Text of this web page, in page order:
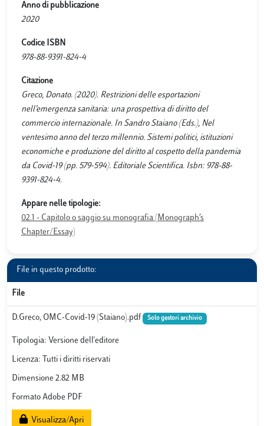
Anno di pubblicazione
2020
Codice ISBN
978-88-9391-824-4
Citazione
Greco, Donato. (2020). Restrizioni delle esportazioni
nell’emergenza sanitaria: una prospettiva di diritto del
commercio internazionale. In Sandro Staiano (Eds.), Nel
ventesimo anno del terzo millennio. Sistemi politici, istituzioni
economiche e produzione del diritto al cospetto della pandemia
da Covid-19 (pp. 579-594). Editoriale Scientifica. Isbn: 978-88-
9391-824-4.
Appare nelle tipologie:
02.1 - Capitolo o saggio su monografia (Monograph’s
Chapter/Essay)
File in questo prodotto:
File
D.Greco, OMC-Covid-19 (Staiano).pdf Solo gestori archivio
Tipologia: Versione dell'editore
Licenza: Tutti i diritti riservati
Dimensione 2.82 MB
Formato Adobe PDF
Visualizza/Apri